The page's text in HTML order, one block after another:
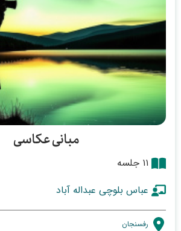
مبانی عکاسی
۱۱ جلسه
عباس بلوچی عبداله آباد
رفسنجان